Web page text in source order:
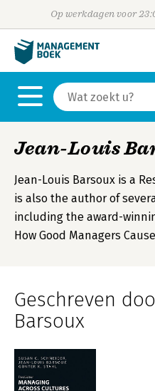
Op werkdagen voor
Jean-Louis
Jean-Louis Barsoux is a
is also the author of
including the award-
How Good Managers
Geschreven
Barsoux